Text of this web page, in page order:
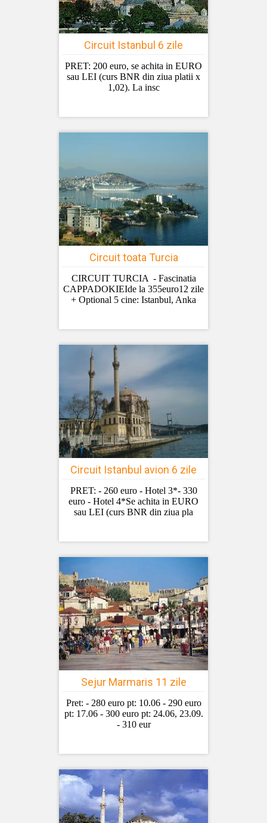
Circuit Istanbul 6 zile
PRET: 200 euro, se achita in EURO
sau LEI (curs BNR din ziua platii x
1,02). La insc
Circuit toata Turcia
CIRCUIT TURCIA - Fascinatia
CAPPADOKIEIde la 355euro12 zile
+ Optional 5 cine: Istanbul, Anka
Circuit Istanbul avion 6 zile
PRET: - 260 euro - Hotel 3*- 330
euro - Hotel 4*Se achita in EURO
sau LEI (curs BNR din ziua pla
Sejur Marmaris 11 zile
Pret: - 280 euro pt: 10.06 - 290 euro
pt: 17.06 - 300 euro pt: 24.06, 23.09.
- 310 eur